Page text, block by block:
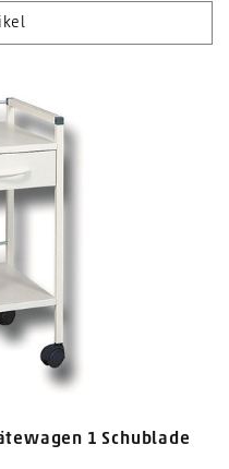
1 Schublade